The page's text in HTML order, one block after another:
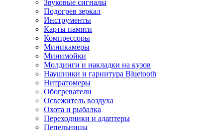
Звуковые сигналы
Подогрев зеркал
Инструменты
Карты памяти
Компрессоры
Миникамеры
Минимойки
Молдинги и накладки на кузов
Наушники и гарнитура Bluetooth
Нитратомеры
Обогреватели
Освежитель воздуха
Охота и рыбалка
Переходники и адаптеры
Пепельницы